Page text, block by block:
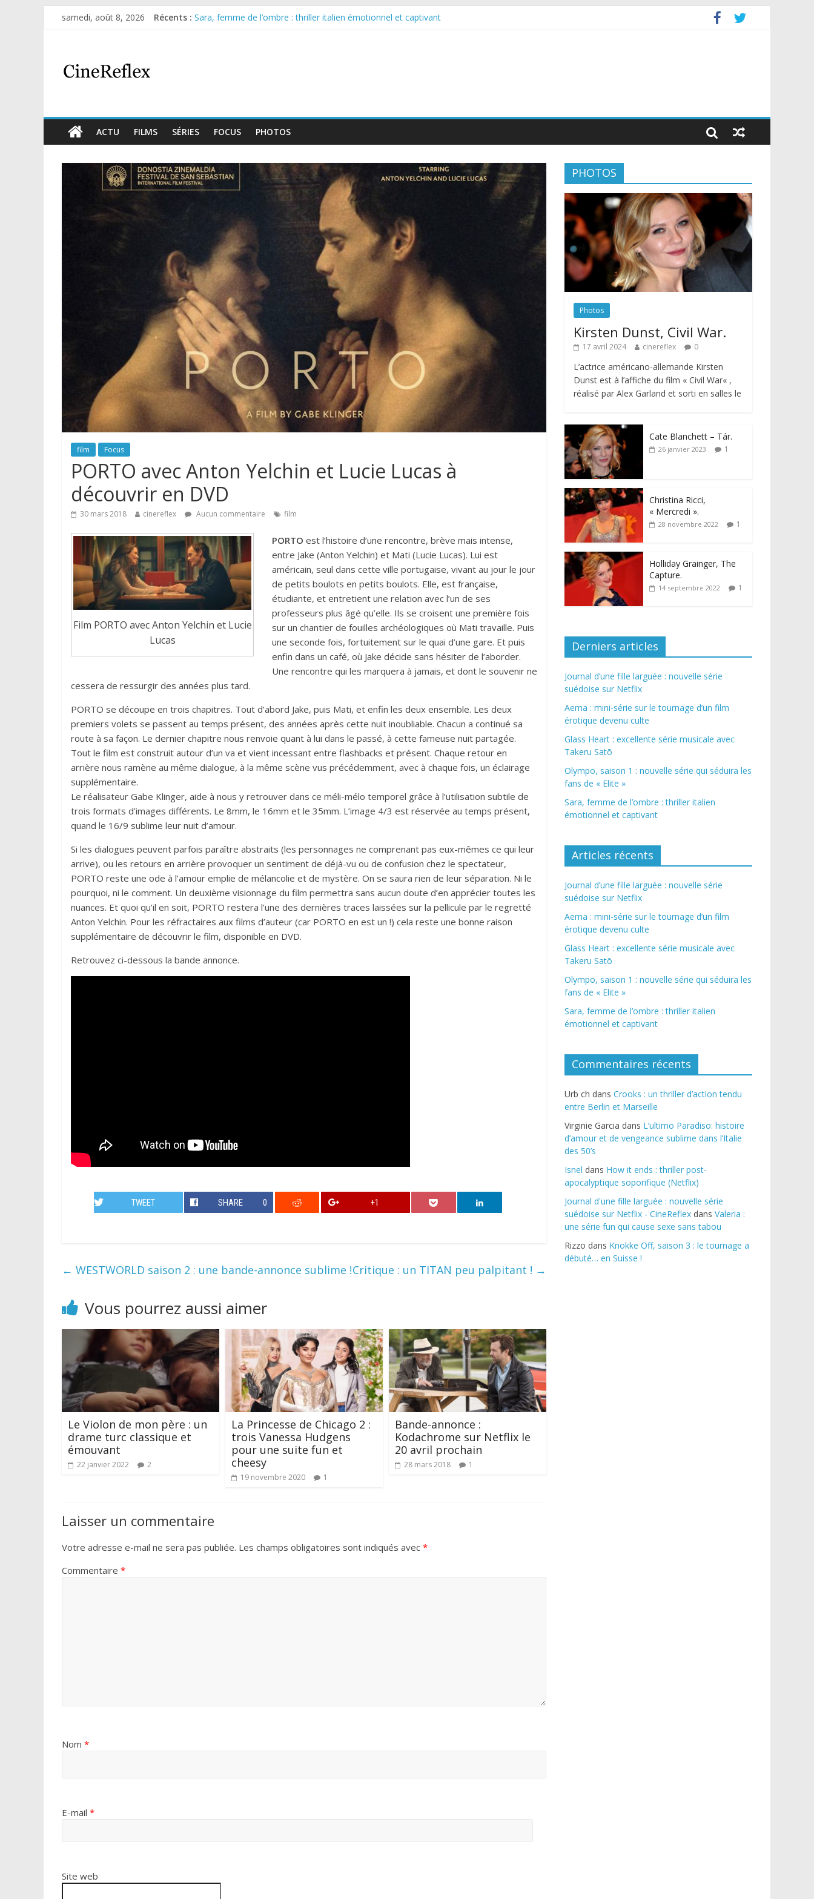
samedi, août 8, 2026 Récents : Sara, femme de l’ombre : thriller italien émotionnel et captivant
ACTU FILMS SÉRIES FOCUS PHOTOS
film Focus
PORTO avec Anton Yelchin et Lucie Lucas à
découvrir en DVD
30 mars 2018 cinereflex Aucun commentaire film
Film PORTO avec Anton Yelchin et Lucie
Lucas
PORTO est l’histoire d’une rencontre, brève mais intense,
entre Jake (Anton Yelchin) et Mati (Lucie Lucas). Lui est
américain, seul dans cette ville portugaise, vivant au jour le jour
de petits boulots en petits boulots. Elle, est française,
étudiante, et entretient une relation avec l’un de ses
professeurs plus âgé qu’elle. Ils se croisent une première fois
sur un chantier de fouilles archéologiques où Mati travaille. Puis
une seconde fois, fortuitement sur le quai d’une gare. Et puis
enfin dans un café, où Jake décide sans hésiter de l’aborder.
Une rencontre qui les marquera à jamais, et dont le souvenir ne
cessera de ressurgir des années plus tard.
PORTO se découpe en trois chapitres. Tout d’abord Jake, puis Mati, et enfin les deux ensemble. Les deux
premiers volets se passent au temps présent, des années après cette nuit inoubliable. Chacun a continué sa
route à sa façon. Le dernier chapitre nous renvoie quant à lui dans le passé, à cette fameuse nuit partagée.
Tout le film est construit autour d’un va et vient incessant entre flashbacks et présent. Chaque retour en
arrière nous ramène au même dialogue, à la même scène vus précédemment, avec à chaque fois, un éclairage
supplémentaire.
Le réalisateur Gabe Klinger, aide à nous y retrouver dans ce méli-mélo temporel grâce à l’utilisation subtile de
trois formats d’images différents. Le 8mm, le 16mm et le 35mm. L’image 4/3 est réservée au temps présent,
quand le 16/9 sublime leur nuit d’amour.
Si les dialogues peuvent parfois paraître abstraits (les personnages ne comprenant pas eux-mêmes ce qui leur
arrive), ou les retours en arrière provoquer un sentiment de déjà-vu ou de confusion chez le spectateur,
PORTO reste une ode à l’amour emplie de mélancolie et de mystère. On se saura rien de leur séparation. Ni le
pourquoi, ni le comment. Un deuxième visionnage du film permettra sans aucun doute d’en apprécier toutes les
nuances. Et quoi qu’il en soit, PORTO restera l’une des dernières traces laissées sur la pellicule par le regretté
Anton Yelchin. Pour les réfractaires aux films d’auteur (car PORTO en est un !) cela reste une bonne raison
supplémentaire de découvrir le film, disponible en DVD.
Retrouvez ci-dessous la bande annonce.
TWEET SHARE 0 +1
← WESTWORLD saison 2 : une bande-annonce sublime !Critique : un TITAN peu palpitant ! →
Vous pourrez aussi aimer
Le Violon de mon père : un
drame turc classique et
émouvant
22 janvier 2022 2
La Princesse de Chicago 2 :
trois Vanessa Hudgens
pour une suite fun et
cheesy
19 novembre 2020 1
Bande-annonce :
Kodachrome sur Netflix le
20 avril prochain
28 mars 2018 1
Laisser un commentaire
Votre adresse e-mail ne sera pas publiée. Les champs obligatoires sont indiqués avec *
Commentaire *
Nom *
E-mail *
Site web
PHOTOS
Photos
Kirsten Dunst, Civil War.
17 avril 2024 cinereflex 0
L’actrice américano-allemande Kirsten
Dunst est à l’affiche du film « Civil War« ,
réalisé par Alex Garland et sorti en salles le
Cate Blanchett – Tár.
26 janvier 2023 1
Christina Ricci,
« Mercredi ».
28 novembre 2022 1
Holliday Grainger, The
Capture.
14 septembre 2022 1
Derniers articles
Journal d’une fille larguée : nouvelle série
suédoise sur Netflix
Aema : mini-série sur le tournage d’un film
érotique devenu culte
Glass Heart : excellente série musicale avec
Takeru Satō
Olympo, saison 1 : nouvelle série qui séduira les
fans de « Elite »
Sara, femme de l’ombre : thriller italien
émotionnel et captivant
Articles récents
Journal d’une fille larguée : nouvelle série
suédoise sur Netflix
Aema : mini-série sur le tournage d’un film
érotique devenu culte
Glass Heart : excellente série musicale avec
Takeru Satō
Olympo, saison 1 : nouvelle série qui séduira les
fans de « Elite »
Sara, femme de l’ombre : thriller italien
émotionnel et captivant
Commentaires récents
Urb ch dans Crooks : un thriller d’action tendu
entre Berlin et Marseille
Virginie Garcia dans L’ultimo Paradiso: histoire
d’amour et de vengeance sublime dans l’Italie
des 50’s
Isnel dans How it ends : thriller post-
apocalyptique soporifique (Netflix)
Journal d'une fille larguée : nouvelle série
suédoise sur Netflix - CineReflex dans Valeria :
une série fun qui cause sexe sans tabou
Rizzo dans Knokke Off, saison 3 : le tournage a
débuté… en Suisse !